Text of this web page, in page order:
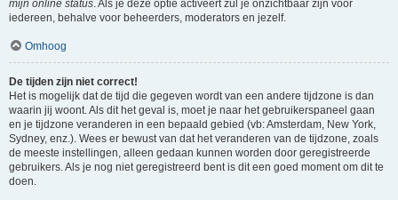
mijn online status. Als je deze optie activeert zul je onzichtbaar zijn voor
iedereen, behalve voor beheerders, moderators en jezelf.
Omhoog
De tijden zijn niet correct!
Het is mogelijk dat de tijd die gegeven wordt van een andere tijdzone is dan
waarin jij woont. Als dit het geval is, moet je naar het gebruikerspaneel gaan
en je tijdzone veranderen in een bepaald gebied (vb: Amsterdam, New York,
Sydney, enz.). Wees er bewust van dat het veranderen van de tijdzone, zoals
de meeste instellingen, alleen gedaan kunnen worden door geregistreerde
gebruikers. Als je nog niet geregistreerd bent is dit een goed moment om dit te
doen.